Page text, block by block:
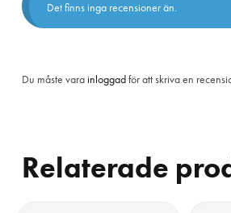
Det finns inga recensioner än.
Du måste varainloggadför att skriva en
Relaterade